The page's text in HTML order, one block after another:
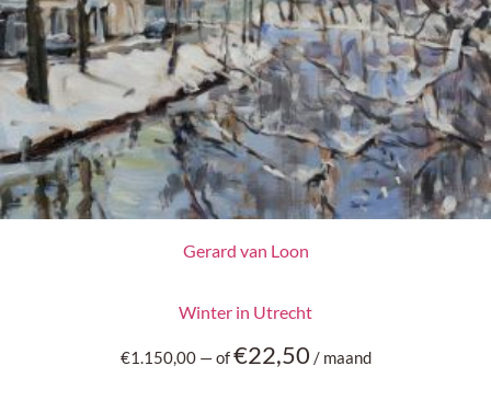
Gerard van Loon
Winter in Utrecht
€1.150,00 —of€22,50 / maand